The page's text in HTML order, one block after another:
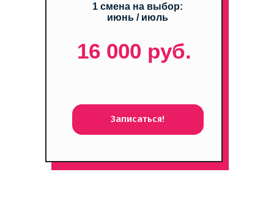
16 000 руб.
1 смена на выбор:
июнь / июль
Записаться!